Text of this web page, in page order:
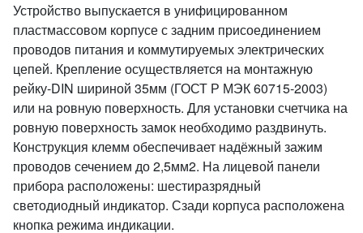
Устройство выпускается в унифицированном
пластмассовом корпусе с задним присоединением
проводов питания и коммутируемых электрических
цепей. Крепление осуществляется на монтажную
рейку-DIN шириной 35мм (ГОСТ Р МЭК 60715-2003)
или на ровную поверхность. Для установки счетчика на
ровную поверхность замок необходимо раздвинуть.
Конструкция клемм обеспечивает надёжный зажим
проводов сечением до 2,5мм2. На лицевой панели
прибора расположены: шестиразрядный
светодиодный индикатор. Сзади корпуса расположена
кнопка режима индикации.